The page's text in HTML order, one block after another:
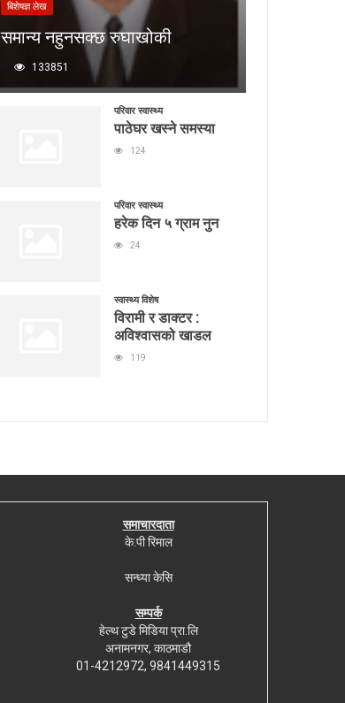
बिशेषज्ञ लेख
समान्य नहुनसक्छ रुघाखोकी
133851
परिवार स्वास्थ्य
पाठेघर खस्ने समस्या
124
परिवार स्वास्थ्य
हरेक दिन ५ ग्राम नुन
24
स्वास्थ्य विशेष
विरामी र डाक्टर :
अविश्वासको खाडल
119
समाचारदाता
के.पी रिमाल
सन्ध्या केसि
सम्पर्क
हेल्थ टुडे मिडिया प्रा.लि
अनामनगर, काठमाडौ
01-4212972, 9841449315